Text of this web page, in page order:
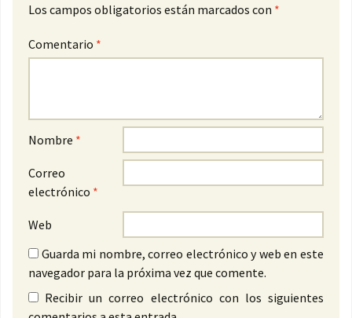
Los campos obligatorios están marcados con *
Comentario *
Nombre *
Correo
electrónico *
Web
Guarda mi nombre, correo electrónico y web en este
navegador para la próxima vez que comente.
Recibir un correo electrónico con los siguientes